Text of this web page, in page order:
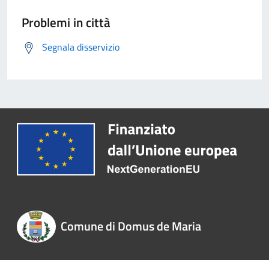
Problemi in città
Segnala disservizio
Comune di Domus de Maria